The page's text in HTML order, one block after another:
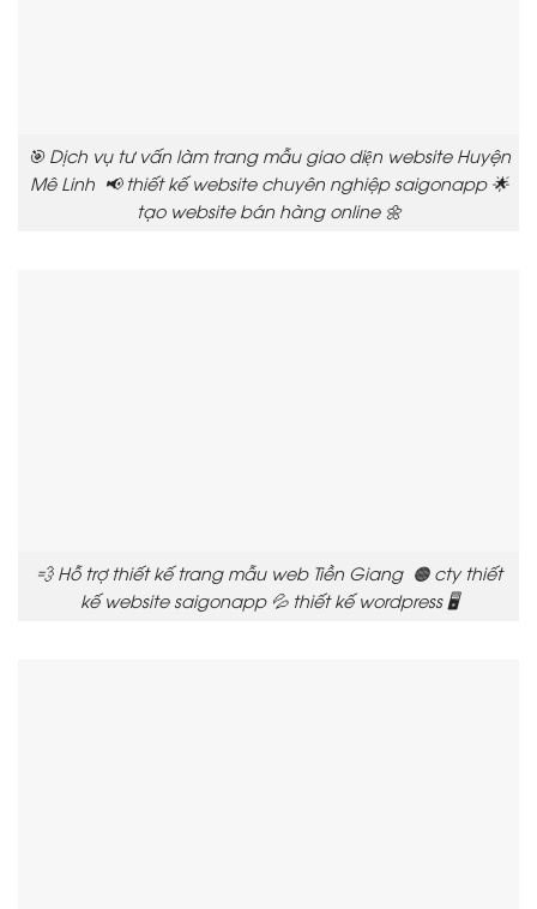
🎯 Dịch vụ tư vấn làm trang mẫu giao diện website Huyện
Mê Linh 📢 thiết kế website chuyên nghiệp saigonapp 🌟
tạo website bán hàng online 🌼
💨 Hỗ trợ thiết kế trang mẫu web Tiền Giang 🟠 cty thiết
kế website saigonapp 💦 thiết kế wordpress 🖥️